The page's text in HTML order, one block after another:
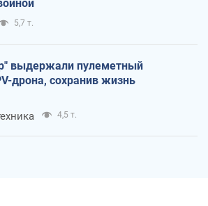
5,7 т.
выдержали пулеметный
дрона, сохранив жизнь
4,5 т.